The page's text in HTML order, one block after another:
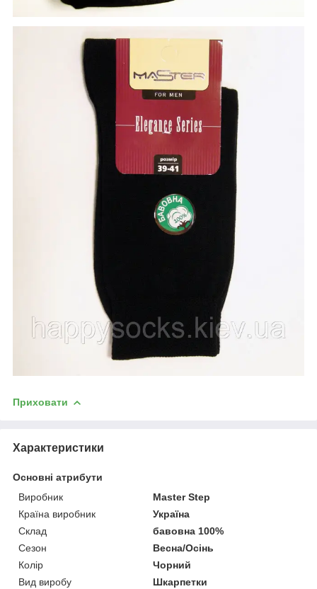
Приховати
Характеристики
Основні атрибути
Виробник
Master Step
Країна виробник
Україна
Склад
бавовна 100%
Сезон
Весна/Осінь
Колір
Чорний
Вид виробу
Шкарпетки